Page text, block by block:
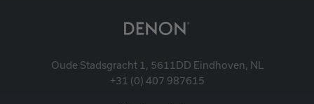
Oude Stadsgracht 1, 5611DD Eindhoven, NL
+31 (0) 407 987615